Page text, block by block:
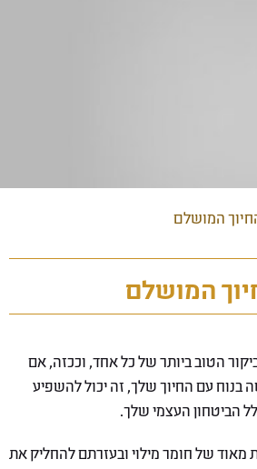
המושלם
המושלם
הטוב ביותר של כל אחד, וככזה, אם
בנוח עם החיוך שלך, זה יכול להשפיע
הביטחון העצמי שלך.
מאוד של חומר מילוי ובעזרתם להחליק את